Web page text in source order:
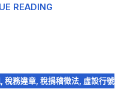
READING
,稅務違章 ,稅捐稽徵法 虛設行號